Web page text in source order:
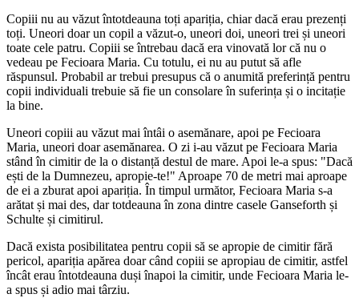
Copiii nu au văzut întotdeauna toți apariția, chiar dacă erau prezenți
toți. Uneori doar un copil a văzut-o, uneori doi, uneori trei și uneori
toate cele patru. Copiii se întrebau dacă era vinovată lor că nu o
vedeau pe Fecioara Maria. Cu totulu, ei nu au putut să afle
răspunsul. Probabil ar trebui presupus că o anumită preferință pentru
copii individuali trebuie să fie un consolare în suferința și o incitație
la bine.
Uneori copiii au văzut mai întâi o asemănare, apoi pe Fecioara
Maria, uneori doar asemănarea. O zi i-au văzut pe Fecioara Maria
stând în cimitir de la o distanță destul de mare. Apoi le-a spus: "Dacă
ești de la Dumnezeu, apropie-te!" Aproape 70 de metri mai aproape
de ei a zburat apoi apariția. În timpul următor, Fecioara Maria s-a
arătat și mai des, dar totdeauna în zona dintre casele Ganseforth și
Schulte și cimitirul.
Dacă exista posibilitatea pentru copii să se apropie de cimitir fără
pericol, apariția apărea doar când copiii se apropiau de cimitir, astfel
încât erau întotdeauna duși înapoi la cimitir, unde Fecioara Maria le-
a spus și adio mai târziu.